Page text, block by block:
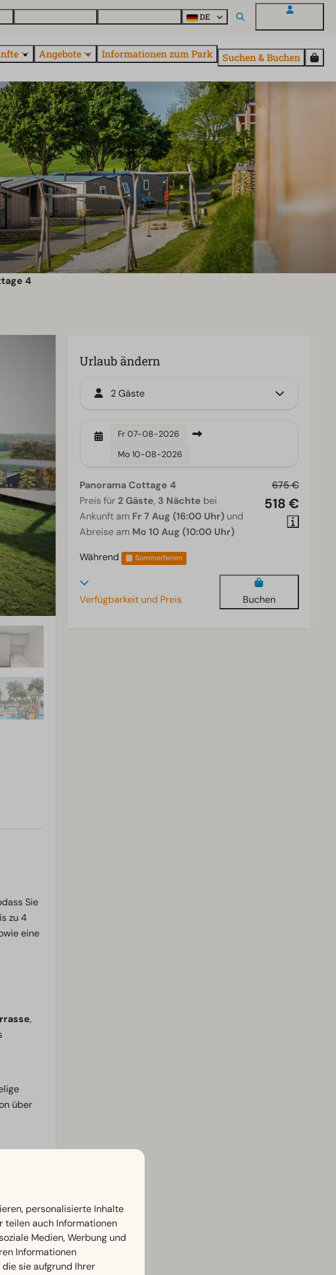
DE
Angebote Informationen zum Park Suchen & Buchen
4
Sie
zu 4
eine
,
über
Urlaub ändern
2 Gäste
Fr 07-08-2026
Mo 10-08-2026
675 €
518 €
Panorama Cottage 4
Preis für 2 Gäste, 3 Nächte bei
Ankunft am Fr 7 Aug (16:00 Uhr) und
Abreise am Mo 10 Aug (10:00 Uhr)
Während
Sommerferien
Verfügbarkeit und Preis Buchen
personalisierte Inhalte
teilen auch Informationen
Medien, Werbung und
Informationen
sie aufgrund Ihrer